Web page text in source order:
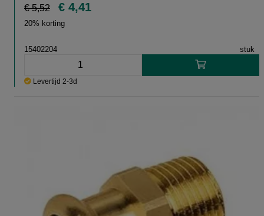
€ 5,52 € 4,41
20% korting
15402204 stuk
Levertijd 2-3d